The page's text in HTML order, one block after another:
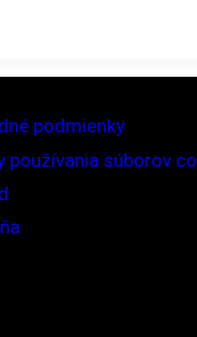
podmienky
používania súborov